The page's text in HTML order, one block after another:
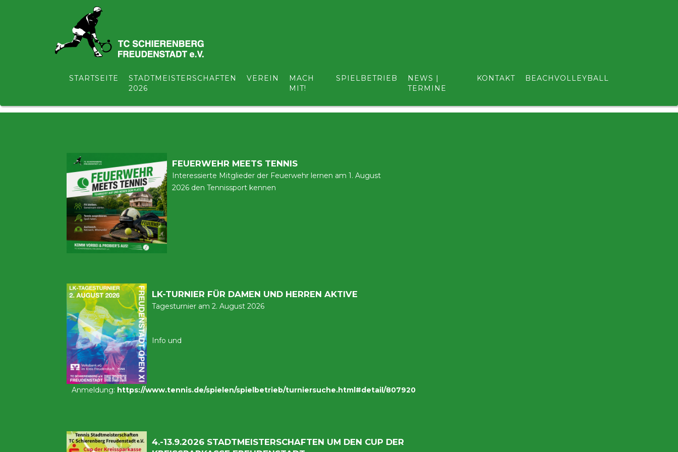
HAUPTNAVIGATION
STARTSEITE
STADTMEISTERSCHAFTEN
2026
VEREIN
MACH
MIT!
SPIELBETRIEB
NEWS |
TERMINE
KONTAKT BEACHVOLLEYBALL
NEWS UND TERMINE
FEUERWEHR MEETS TENNIS
Interessierte Mitglieder der Feuerwehr lernen am 1. August
2026 den Tennissport kennen
LK-TURNIER FÜR DAMEN UND HERREN AKTIVE
Tagesturnier am 2. August 2026
Info und
Anmeldung: https://www.tennis.de/spielen/spielbetrieb/turniersuche.html#detail/807920
4.-13.9.2026 STADTMEISTERSCHAFTEN UM DEN CUP DER